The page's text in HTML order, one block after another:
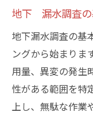
地下 漏水調査の
地下漏水調査の基
ングから始まりま
用量、異変の発生
性がある範囲を特
上し、無駄な作業